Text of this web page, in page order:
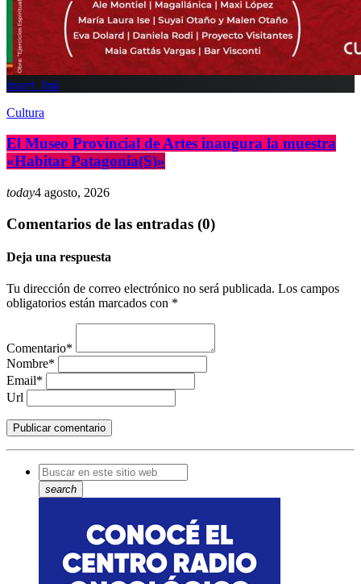
insert_link
Cultura
El Museo Provincial de Artes inaugura la muestra
«Habitar Patagonia(S)»
today4 agosto, 2026
Comentarios de las entradas (0)
Deja una respuesta
Tu dirección de correo electrónico no será publicada. Los campos
obligatorios están marcados con *
Comentario*
Nombre*
Email*
Url
search